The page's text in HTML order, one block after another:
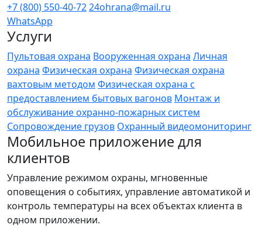
+7 (800) 550-40-7224ohrana@mail.ru
WhatsApp
Услуги
Пультовая охрана Вооруженная охрана Личная
охрана Физическая охрана Физическая охрана
вахтовым методом Физическая охрана с
предоставлением бытовых вагонов Монтаж и
обслуживание охранно-пожарных систем
Сопровождение грузов Охранный видеомониторинг
Мобильное приложение для
клиентов
Управление режимом охраны, мгновенные
оповещения о событиях, управление автоматикой и
контроль температуры на всех объектах клиента в
одном приложении.